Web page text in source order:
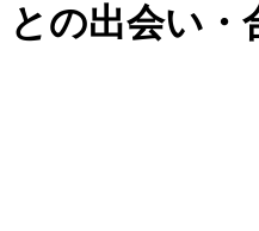
との出会い・